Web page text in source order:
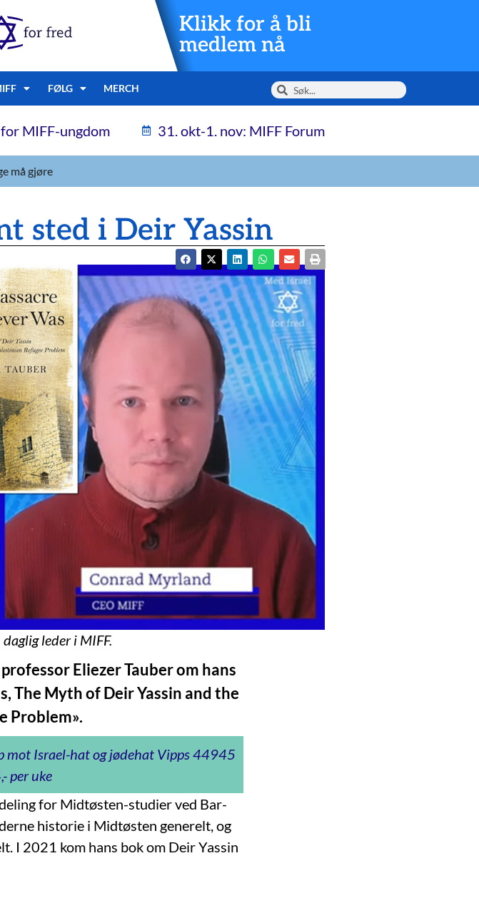
Klikk for å bli
medlem nå
FØLG MERCH
MIFF-ungdom 31. okt-1. nov: MIFF Forum
må gjøre
sted i Deir Yassin
leder i MIFF.
Eliezer Tauber om hans
The Myth of Deir Yassin and the
Problem».
mot Israel-hat og jødehat Vipps 44945
per uke
for Midtøsten-studier ved Bar-
historie i Midtøsten generelt, og
I 2021 kom hans bok om Deir Yassin